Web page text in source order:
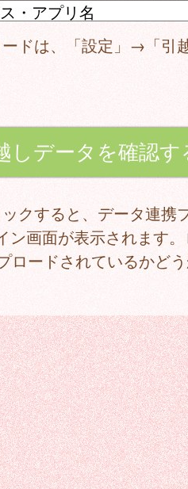
ドは、「設定」→「引
クすると、データ連携
ン画面が表示されます
ロードされているかど